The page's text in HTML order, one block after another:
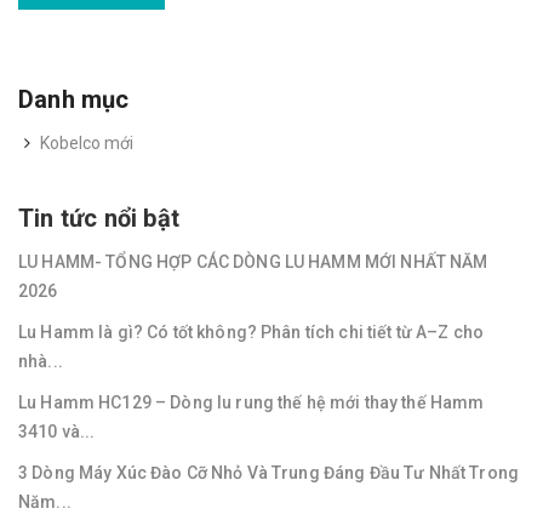
Danh mục
Kobelco mới
Tin tức nổi bật
LU HAMM- TỔNG HỢP CÁC DÒNG LU HAMM MỚI NHẤT NĂM
2026
Lu Hamm là gì? Có tốt không? Phân tích chi tiết từ A–Z cho
nhà...
Lu Hamm HC129 – Dòng lu rung thế hệ mới thay thế Hamm
3410 và...
3 Dòng Máy Xúc Đào Cỡ Nhỏ Và Trung Đáng Đầu Tư Nhất Trong
Năm...